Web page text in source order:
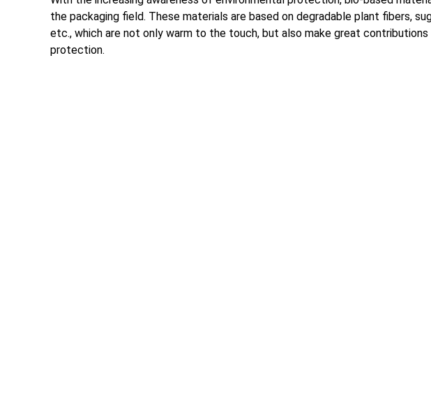
the packaging field. These materials are based on degradable plant fibers,
etc., which are not only warm to the touch, but also make great
protection.